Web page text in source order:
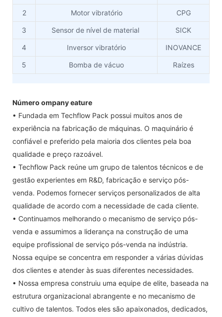
2 Motor vibratório CPG
3 Sensor de nível de material SICK
4 Inversor vibratório INOVANCE
5 Bomba de vácuo Raízes
Número ompany eature
• Fundada em Techflow Pack possui muitos anos de
experiência na fabricação de máquinas. O maquinário é
confiável e preferido pela maioria dos clientes pela boa
qualidade e preço razoável.
• Techflow Pack reúne um grupo de talentos técnicos e de
gestão experientes em R&D, fabricação e serviço pós-
venda. Podemos fornecer serviços personalizados de alta
qualidade de acordo com a necessidade de cada cliente.
• Continuamos melhorando o mecanismo de serviço pós-
venda e assumimos a liderança na construção de uma
equipe profissional de serviço pós-venda na indústria.
Nossa equipe se concentra em responder a várias dúvidas
dos clientes e atender às suas diferentes necessidades.
• Nossa empresa construiu uma equipe de elite, baseada na
estrutura organizacional abrangente e no mecanismo de
cultivo de talentos. Todos eles são apaixonados, dedicados,